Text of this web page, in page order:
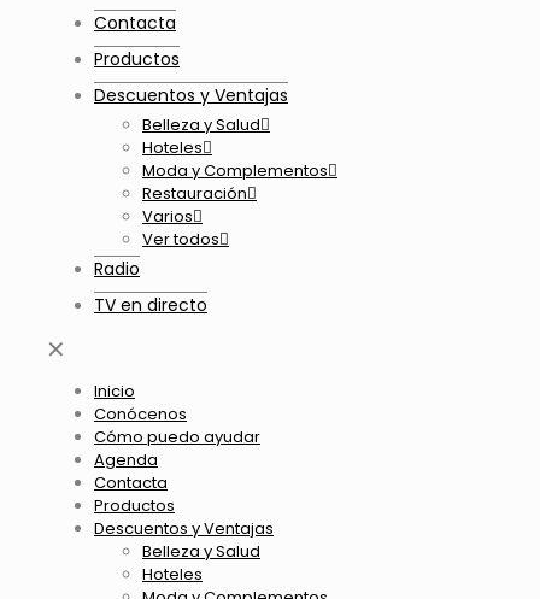
Contacta
Productos
Descuentos y Ventajas
Belleza y Salud
Hoteles
Moda y Complementos
Restauración
Varios
Ver todos
Radio
TV en directo
✕
Inicio
Conócenos
Cómo puedo ayudar
Agenda
Contacta
Productos
Descuentos y Ventajas
Belleza y Salud
Hoteles